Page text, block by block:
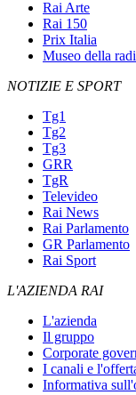
Rai Arte
Rai 150
Prix Italia
Museo della
NOTIZIE E SPORT
Tg1
Tg2
Tg3
GRR
TgR
Televideo
Rai News
Rai Parlamento
GR Parlamento
Rai Sport
L'AZIENDA RAI
L'azienda
Il gruppo
Corporate
I canali e
Informativa